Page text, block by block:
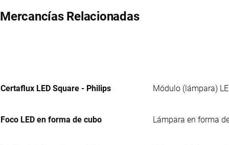
Mercancías Relacionadas
Certaflux LED Square - Philips Módulo (lámpara)
Foco LED en forma de cubo Lámpara en forma